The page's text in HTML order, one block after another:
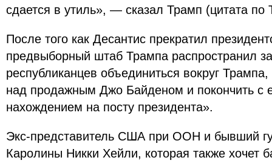
сдается в утиль», — сказал Трамп (цитата по
После того как Десантис прекратил
предвыборный штаб Трампа распространил
республиканцев объединиться вокруг
над продажным Джо Байденом и покончить с
нахождением на посту президента».
Экс-представитель США при ООН и бывший
Каролины Никки Хейли, которая также хочет